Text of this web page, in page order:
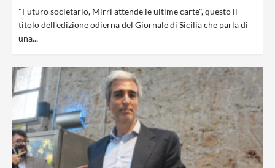
"Futuro societario, Mirri attende le ultime carte", questo il
titolo dell'edizione odierna del Giornale di Sicilia che parla di
una...